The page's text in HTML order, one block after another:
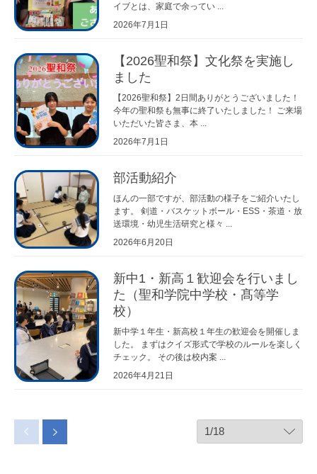
イブとは、家庭で余ってい ...
2026年7月1日
【2026聖和祭】文化祭を実施し
ました
【2026聖和祭】2日間ありがとうございました！
今年の聖和祭も無事に終了いたしました！ ご来場
いただいた皆さま、本 ...
2026年7月1日
部活動紹介
ほんの一部ですが、部活動の様子をご紹介いたし
ます。 剣道・バスケットボール・ESS・茶道・放
送環境・幼児生活研究と様々 ...
2026年6月20日
新中1・新高１歓迎会を行いまし
た（聖和学院中学校・髙等学
校）
新中学１年生・新高校１年生の歓迎会を開催しま
した。 まずはクイズ形式で学校のルールを楽しく
チェック。 その後は校内案 ...
2026年4月21日